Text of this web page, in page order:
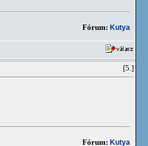
Fórum: Kutya
[5.]
Fórum: Kutya